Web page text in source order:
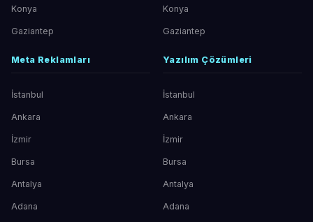
Konya
Gaziantep
Konya
Gaziantep
Meta Reklamları
İstanbul
Ankara
İzmir
Bursa
Antalya
Adana
Yazılım Çözümleri
İstanbul
Ankara
İzmir
Bursa
Antalya
Adana